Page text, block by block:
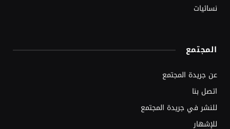
نسائيات
المجتمع
عن جريدة المجتمع
اتصل بنا
للنشر في جريدة المجتمع
للإشهار